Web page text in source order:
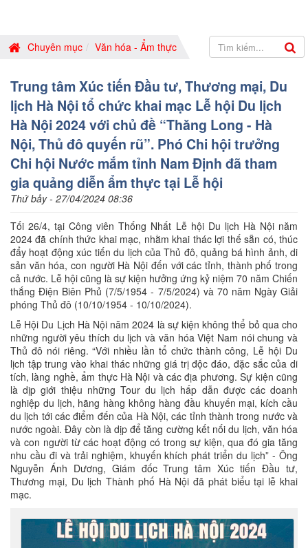
Chuyên mục Văn hóa - Ẩm thực
Trung tâm Xúc tiến Đầu tư, Thương mại, Du
lịch Hà Nội tổ chức khai mạc Lễ hội Du lịch
Hà Nội 2024 với chủ đề “Thăng Long - Hà
Nội, Thủ đô quyến rũ”. Phó Chi hội trưởng
Chi hội Nước mắm tỉnh Nam Định đã tham
gia quảng diễn ẩm thực tại Lễ hội
Thứ bảy - 27/04/2024 08:36
Tối 26/4, tại Công viên Thống Nhất Lễ hội Du lịch Hà Nội năm
2024 đã chính thức khai mạc, nhằm khai thác lợi thế sẵn có, thúc
đẩy hoạt động xúc tiến du lịch của Thủ đô, quảng bá hình ảnh, di
sản văn hóa, con người Hà Nội đến với các tỉnh, thành phố trong
cả nước. Lễ hội cũng là sự kiện hưởng ứng kỷ niệm 70 năm Chiến
thắng Điện Biên Phủ (7/5/1954 - 7/5/2024) và 70 năm Ngày Giải
phóng Thủ đô (10/10/1954 - 10/10/2024).
Lễ Hội Du Lịch Hà Nội năm 2024 là sự kiện không thể bỏ qua cho
những người yêu thích du lịch và văn hóa Việt Nam nói chung và
Thủ đô nói riêng. “Với nhiều lần tổ chức thành công, Lễ hội Du
lịch tập trung vào khai thác những giá trị độc đáo, đặc sắc của di
tích, làng nghề, ẩm thực Hà Nội và các địa phương. Sự kiện cũng
là dịp giới thiệu những Tour du lịch hấp dẫn được các doanh
nghiệp du lịch, hãng hàng không hàng đầu khuyến mại, kích cầu
du lịch tới các điểm đến của Hà Nội, các tỉnh thành trong nước và
nước ngoài. Đây còn là dịp để tăng cường kết nối du lịch, văn hóa
và con người từ các hoạt động có trong sự kiện, qua đó gia tăng
nhu cầu đi và trải nghiệm, khuyến khích phát triển du lịch” - Ông
Nguyễn Ánh Dương, Giám đốc Trung tâm Xúc tiến Đầu tư,
Thương mại, Du lịch Thành phố Hà Nội đã phát biểu tại lễ khai
mạc.